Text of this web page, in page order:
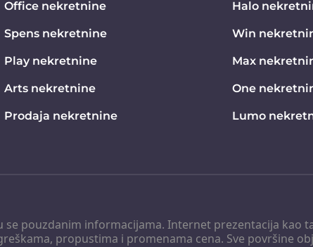
pouzdanim informacijama. Internet prezentacija kao
propustima i promenama cena. Sve površine
Office nekretnine Halo
Spens nekretnine Win
Play nekretnine Max
Arts nekretnine One
Prodaja nekretnine Lumo